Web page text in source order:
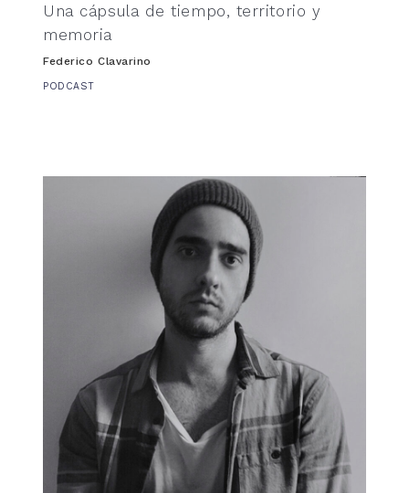
Una cápsula de tiempo, territorio y
memoria
Federico Clavarino
PODCAST